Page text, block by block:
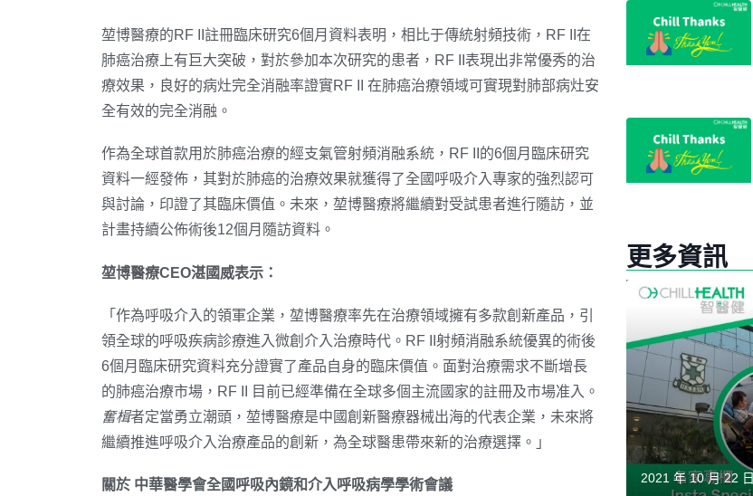
堃博醫療的RF II註冊臨床研究6個月資料表明，相比于傳統射頻技術，RF II在
肺癌治療上有巨大突破，對於參加本次研究的患者，RF II表現出非常優秀的治
療效果，良好的病灶完全消融率證實RF II 在肺癌治療領域可實現對肺部病灶安
全有效的完全消融。
作為全球首款用於肺癌治療的經支氣管射頻消融系統，RF II的6個月臨床研究
資料一經發佈，其對於肺癌的治療效果就獲得了全國呼吸介入專家的強烈認可
與討論，印證了其臨床價值。未來，堃博醫療將繼續對受試患者進行隨訪，並
計畫持續公佈術後12個月隨訪資料。
堃博醫療CEO湛國威表示：
「 作為呼吸介入的領軍企業，堃博醫療率先在治療領域擁有多款創新產品，引
領全球的呼吸疾病診療進入微創介入治療時代。 RF II射頻消融系統優異的術後
6個月臨床研究資料充分證實了產品自身的臨床價值。面對治療需求不斷增長
的肺癌治療市場，RF II 目前已經準備在全球多個主流國家的註冊及市場准入。
奮楫者定當勇立潮頭，堃博醫療是中國創新醫療器械出海的代表企業，未來將
繼續推進呼吸介入治療產品的創新，為全球醫患帶來新的治療選擇。 」
關於 中華醫學會全國呼吸內鏡和介入呼吸病學學術會議
更多資訊
2021 年 10 月 22 日